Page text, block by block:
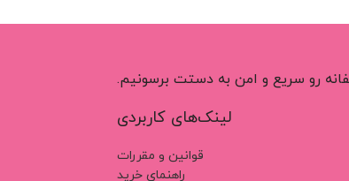
رو سریع و امن به دستت برسونیم.
لینک‌های کاربردی
قوانین و مقررات
راهنمای خرید